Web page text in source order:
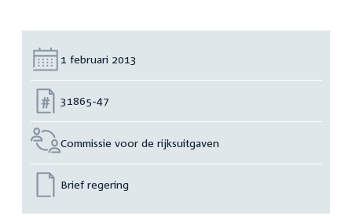
Datum:
1 februari 2013
Nummer:
31865-47
Commissie voor de rijksuitgaven
Brief regering